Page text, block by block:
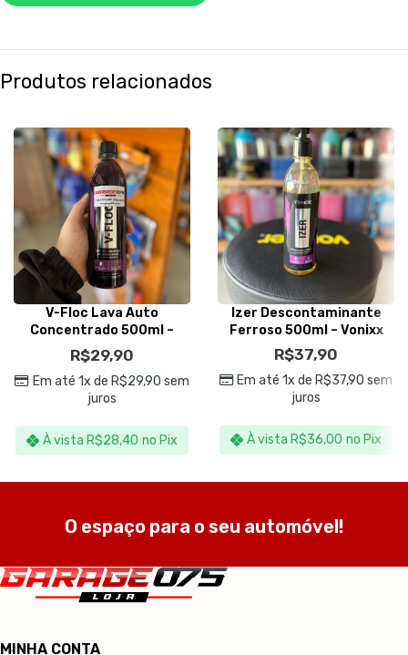
Produtos relacionados
V-Floc Lava Auto
Concentrado 500ml –
Vonixx
R$29,90
Em até 1x de R$29,90 sem
juros
À vista R$28,40 no Pix
Izer Descontaminante
Ferroso 500ml – Vonixx
R$37,90
Em até 1x de R$37,90 sem
juros
À vista R$36,00 no Pix
O espaço para o seu automóvel!
MINHA CONTA